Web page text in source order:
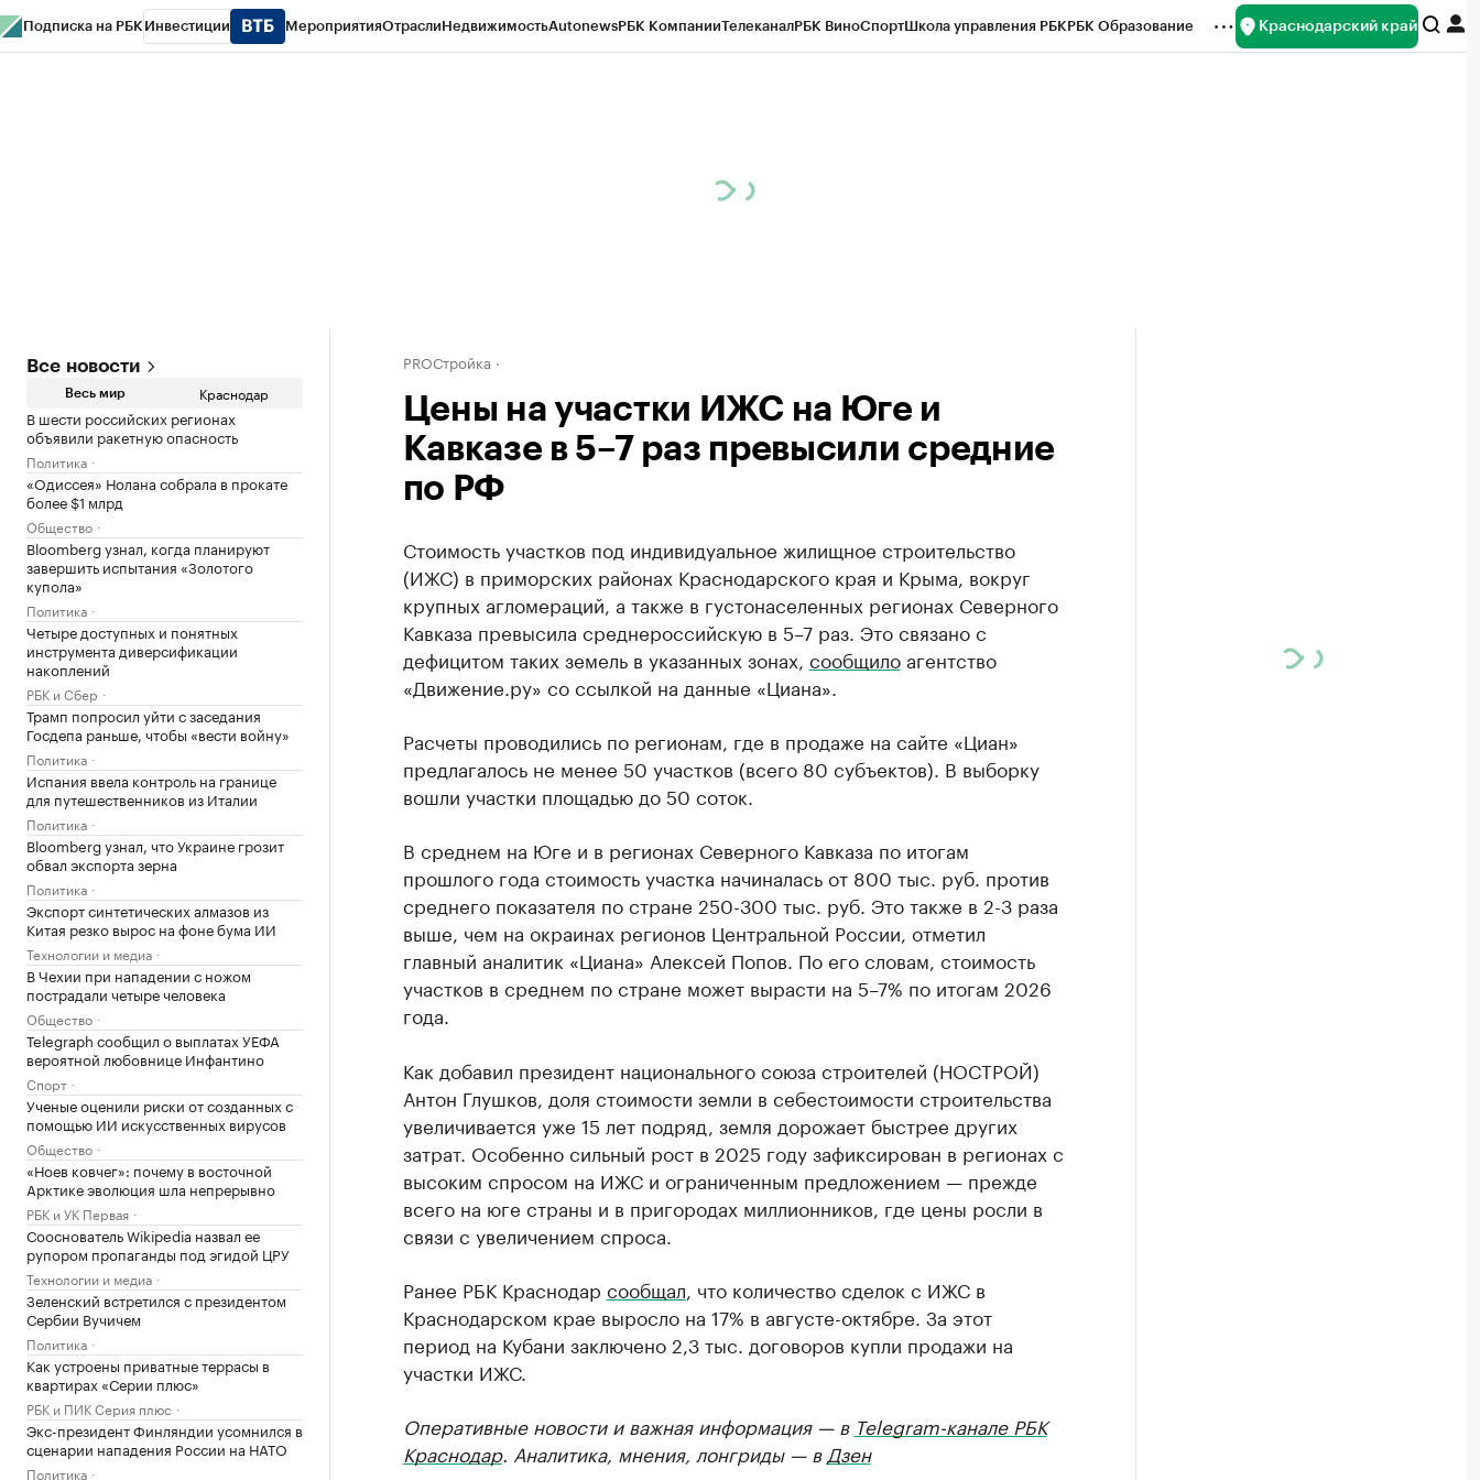
Подписка на РБК Инвестиции МероприятияОтраслиНедвижимостьAutonewsРБК КомпанииТелеканалРБК ВиноСпортШкола управления РБКРБК Образование Краснодарский край
Все новости
Весь мир Краснодар
В шести российских регионах
объявили ракетную опасность
Политика
«Одиссея» Нолана собрала в прокате
более $1 млрд
Общество
Bloomberg узнал, когда планируют
завершить испытания «Золотого
купола»
Политика
Четыре доступных и понятных
инструмента диверсификации
накоплений
РБК и Сбер
Трамп попросил уйти с заседания
Госдепа раньше, чтобы «вести войну»
Политика
Испания ввела контроль на границе
для путешественников из Италии
Политика
Bloomberg узнал, что Украине грозит
обвал экспорта зерна
Политика
Экспорт синтетических алмазов из
Китая резко вырос на фоне бума ИИ
Технологии и медиа
В Чехии при нападении с ножом
пострадали четыре человека
Общество
Telegraph сообщил о выплатах УЕФА
вероятной любовнице Инфантино
Спорт
Ученые оценили риски от созданных с
помощью ИИ искусственных вирусов
Общество
«Ноев ковчег»: почему в восточной
Арктике эволюция шла непрерывно
РБК и УК Первая
Сооснователь Wikipedia назвал ее
рупором пропаганды под эгидой ЦРУ
Технологии и медиа
Зеленский встретился с президентом
Сербии Вучичем
Политика
Как устроены приватные террасы в
квартирах «Серии плюс»
РБК и ПИК Серия плюс
Экс-президент Финляндии усомнился в
сценарии нападения России на НАТО
Политика
PROСтройка
Цены на участки ИЖС на Юге и
Кавказе в 5–7 раз превысили средние
по РФ
Стоимость участков под индивидуальное жилищное строительство
(ИЖС) в приморских районах Краснодарского края и Крыма, вокруг
крупных агломераций, а также в густонаселенных регионах Северного
Кавказа превысила среднероссийскую в 5–7 раз. Это связано с
дефицитом таких земель в указанных зонах, сообщилоагентство
«Движение.ру» со ссылкой на данные «Циана».
Расчеты проводились по регионам, где в продаже на сайте «Циан»
предлагалось не менее 50 участков (всего 80 субъектов). В выборку
вошли участки площадью до 50 соток.
В среднем на Юге и в регионах Северного Кавказа по итогам
прошлого года стоимость участка начиналась от 800 тыс. руб. против
среднего показателя по стране 250-300 тыс. руб. Это также в 2-3 раза
выше, чем на окраинах регионов Центральной России, отметил
главный аналитик «Циана» Алексей Попов. По его словам, стоимость
участков в среднем по стране может вырасти на 5–7% по итогам 2026
года.
Как добавил президент национального союза строителей (НОСТРОЙ)
Антон Глушков, доля стоимости земли в себестоимости строительства
увеличивается уже 15 лет подряд, земля дорожает быстрее других
затрат. Особенно сильный рост в 2025 году зафиксирован в регионах с
высоким спросом на ИЖС и ограниченным предложением — прежде
всего на юге страны и в пригородах миллионников, где цены росли в
связи с увеличением спроса.
Ранее РБК Краснодар сообщал , что количество сделок с ИЖС в
Краснодарском крае выросло на 17% в августе-октябре. За этот
период на Кубани заключено 2,3 тыс. договоров купли продажи на
участки ИЖС.
Оперативные новости и важная информация — в Telegram-канале РБК
Краснодар. Аналитика, мнения, лонгриды — в Дзен